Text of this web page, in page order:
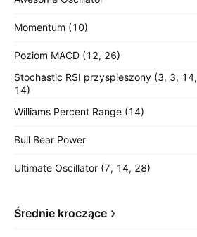
Momentum (10)
Poziom MACD (12, 26)
Stochastic RSI przyspieszony (3, 3, 14,
14)
Williams Percent Range (14)
Bull Bear Power
Ultimate Oscillator (7, 14, 28)
Średnie kroczące